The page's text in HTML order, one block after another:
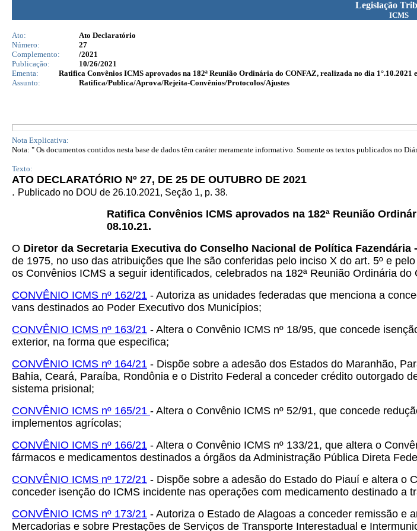
Legislação
ICMS
Ato:
Ato Declaratório
Número:
27
Complemento:
/2021
Publicação:
10/26/2021
Ementa:
Ratifica Convênios ICMS aprovados na 182ª Reunião Ordinária do CONFAZ, realizada no dia 1°.10.2021
Assunto:
Ratifica/Publica/Aprova/Rejeita-Convênios/Protocolos/Ajustes
Nota Explicativa:
Nota: " Os documentos contidos nesta base de dados têm caráter meramente informativo. Somente os textos publicados no
Texto:
ATO DECLARATÓRIO Nº 27, DE 25 DE OUTUBRO DE 2021
. Publicado no DOU de 26.10.2021, Seção 1, p. 38.
Ratifica Convênios ICMS aprovados na 182ª Reunião
08.10.21.
O Diretor da Secretaria Executiva do Conselho Nacional de Política Fazendária
de 1975, no uso das atribuições que lhe são conferidas pelo inciso X do art. 5º e
os Convênios ICMS a seguir identificados, celebrados na 182ª Reunião Ordinária
CONVÊNIO ICMS nº 162/21 - Autoriza as unidades federadas que menciona a
vans destinados ao Poder Executivo dos Municípios;
CONVÊNIO ICMS nº 163/21 - Altera o Convênio ICMS nº 18/95, que concede
exterior, na forma que especifica;
CONVÊNIO ICMS nº 164/21 - Dispõe sobre a adesão dos Estados do Maranhão,
Bahia, Ceará, Paraíba, Rondônia e o Distrito Federal a conceder crédito outorgado
sistema prisional;
CONVÊNIO ICMS nº 165/21 - Altera o Convênio ICMS nº 52/91, que concede
implementos agrícolas;
CONVÊNIO ICMS nº 166/21 - Altera o Convênio ICMS nº 133/21, que altera o
fármacos e medicamentos destinados a órgãos da Administração Pública Direta
CONVÊNIO ICMS nº 172/21 - Dispõe sobre a adesão do Estado do Piauí e altera o
conceder isenção do ICMS incidente nas operações com medicamento destinado a
CONVÊNIO ICMS nº 173/21 - Autoriza o Estado de Alagoas a conceder remissão e
Mercadorias e sobre Prestações de Serviços de Transporte Interestadual e